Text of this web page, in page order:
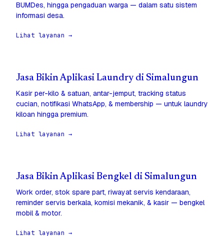
BUMDes, hingga pengaduan warga — dalam satu sistem
informasi desa.
Lihat layanan →
Jasa Bikin Aplikasi Laundry di Simalungun
Kasir per-kilo & satuan, antar-jemput, tracking status
cucian, notifikasi WhatsApp, & membership — untuk laundry
kiloan hingga premium.
Lihat layanan →
Jasa Bikin Aplikasi Bengkel di Simalungun
Work order, stok spare part, riwayat servis kendaraan,
reminder servis berkala, komisi mekanik, & kasir — bengkel
mobil & motor.
Lihat layanan →